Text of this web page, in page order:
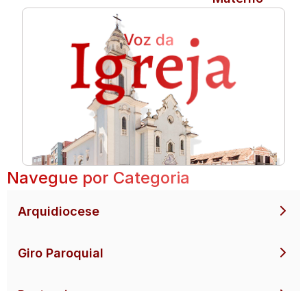
Navegue por Categoria
Arquidiocese
Giro Paroquial